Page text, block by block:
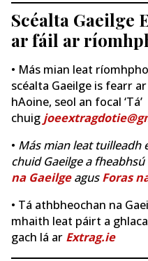
Scéalta Gaeilge
ar fáil ar
• Más mian leat
scéalta Gaeilge is fearr ar
hAoine, seol an focal ‘Tá’
chuig
• Más mian leat tuilleadh
chuid Gaeilge a
na GaeilgeagusForas
• Tá athbheochan na
mhaith leat páirt a
gach lá ar Extrag.ie